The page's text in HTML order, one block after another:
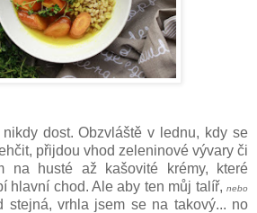
dost. Obzvláště v lednu, kdy se
přijdou vhod zeleninové vývary či
na husté až kašovité krémy, které
hlavní chod. Ale aby ten můj talíř, nebo
stejná, vrhla jsem se na takový... no